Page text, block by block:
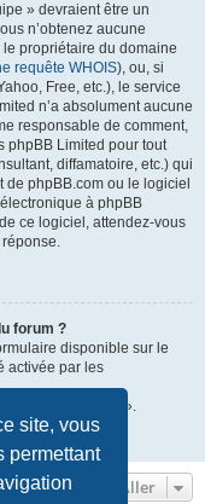
site, vous
permettant
» devraient être un
n’obtenez aucune
propriétaire du domaine
requête WHOIS), ou, si
Free, etc.), le service
n’a absolument aucune
responsable de comment,
phpBB Limited pour tout
diffamatoire, etc.) qui
phpBB.com ou le logiciel
à phpBB
ce logiciel, attendez-vous
forum ?
disponible sur le
activée par les
le lien « L’équipe ».
Aller